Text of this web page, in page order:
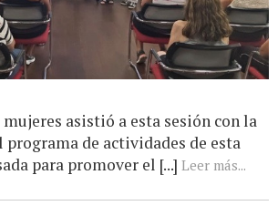
asistió a esta sesión con la
programa de actividades de esta
para promover el [...] Leer más...